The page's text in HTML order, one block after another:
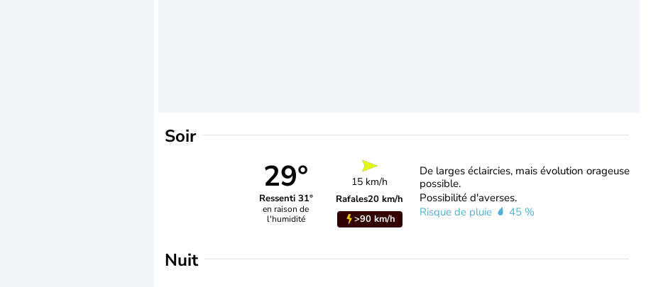
Soir
29°
Ressenti 31°
en raison de
l'humidité
15 km/h
Rafales20 km/h
>90 km/h
De larges éclaircies, mais évolution orageuse
possible.
Possibilité d'averses.
Risque de pluie
45 %
Nuit